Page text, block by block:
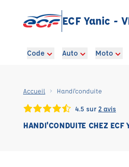
ECF Yanic -
Code Auto Moto
Accueil Handi'conduite
4.5 sur 2 avis
HANDI'CONDUITE CHEZ